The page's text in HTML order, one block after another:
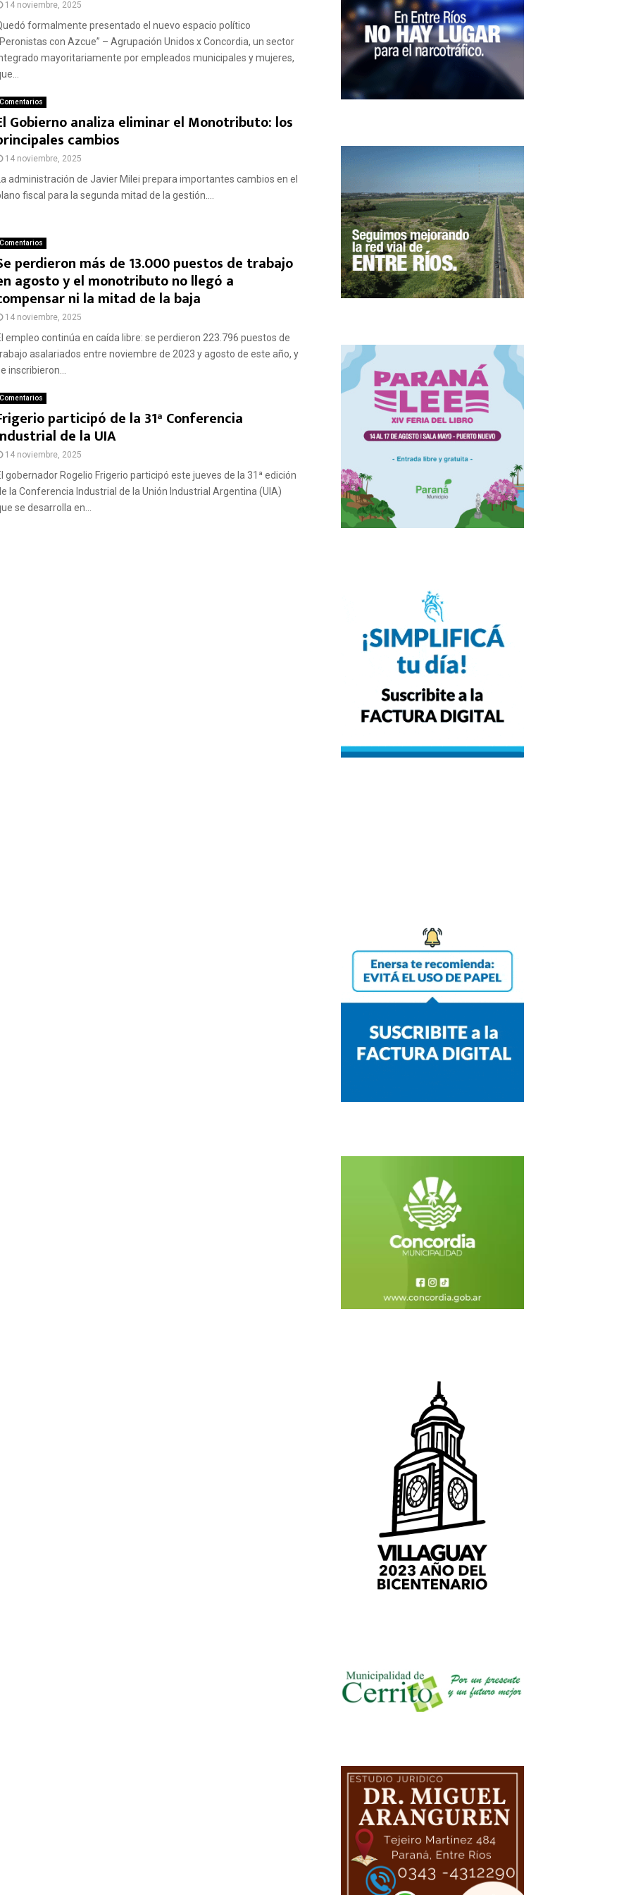
14 noviembre, 2025
formalmente presentado el nuevo espacio político
con Azcue” – Agrupación Unidos x Concordia, un sector
mayoritariamente por empleados municipales y mujeres,
Comentarios
Gobierno analiza eliminar el Monotributo: los
cambios
14 noviembre, 2025
administración de Javier Milei prepara importantes cambios en el
fiscal para la segunda mitad de la gestión....
Comentarios
perdieron más de 13.000 puestos de trabajo
agosto y el monotributo no llegó a
ni la mitad de la baja
14 noviembre, 2025
empleo continúa en caída libre: se perdieron 223.796 puestos de
asalariados entre noviembre de 2023 y agosto de este año, y
inscribieron...
Comentarios
participó de la 31ª Conferencia
de la UIA
14 noviembre, 2025
gobernador Rogelio Frigerio participó este jueves de la 31ª edición
la Conferencia Industrial de la Unión Industrial Argentina (UIA)
se desarrolla en...